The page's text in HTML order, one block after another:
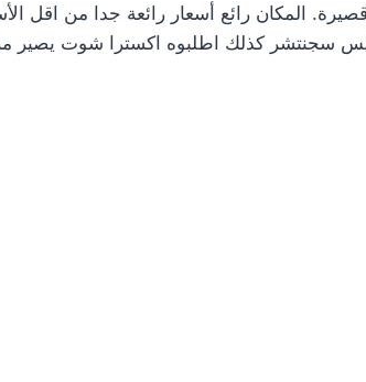
المكان رائع أسعار رائعة جدا من اقل
سجنتشر كذلك اطلبوه اكسترا شوت يصير مره